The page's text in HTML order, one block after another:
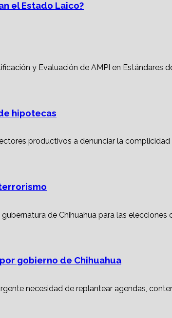
el Estado Laico?
hipotecas
gobierno de Chihuahua